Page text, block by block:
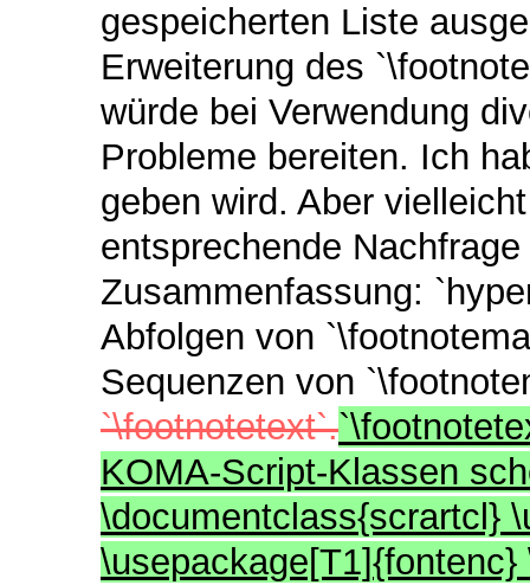
gespeicherten Liste
Erweiterung des
würde bei Verwendung
Probleme bereiten. Ich
geben wird. Aber
entsprechende
Zusammenfassung:
Abfolgen von
Sequenzen von
`\footnotetext`.
KOMA-Script-Klassen
\documentclass{scrartcl}